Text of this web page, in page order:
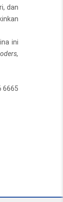
dan
ini
6665